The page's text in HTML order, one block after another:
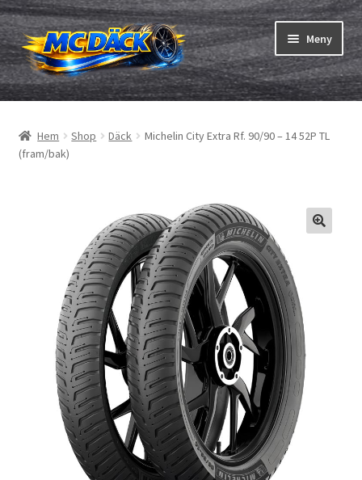
Hoppa
till
navigering
Hoppa
till
innehåll
Meny
Däck
Slangar & fälgband
Märken
Om oss
Hem Shop Däck
Michelin City Extra Rf. 90/90 – 14 52P TL
(fram/bak)